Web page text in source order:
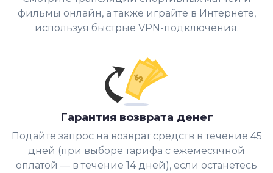
фильмы онлайн, а также играйте в Интернете,
используя быстрые VPN-подключения.
Гарантия возврата денег
Подайте запрос на возврат средств в течение 45
дней (при выборе тарифа с ежемесячной
оплатой — в течение 14 дней), если останетесь